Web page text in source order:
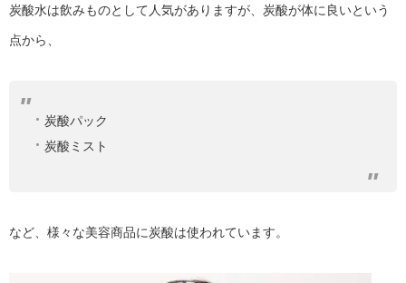
炭酸水は飲みものとして人気がありますが、炭酸が体に良いという
点から、
炭酸パック
炭酸ミスト
など、様々な美容商品に炭酸は使われています。